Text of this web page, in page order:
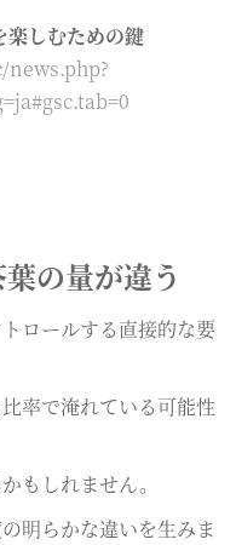
楽しむための鍵
の量が違う
ロールする直接的な要
率で淹れている可能性
もしれません。
明らかな違いを生みま